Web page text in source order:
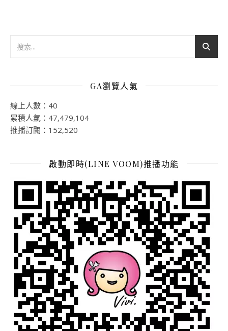
GA瀏覽人氣
線上人數：40
累積人氣：47,479,104
推播訂閱：152,520
啟動即時(LINE VOOM)推播功能